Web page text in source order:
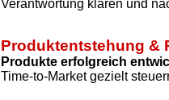
Verantwortung klären und
Produktentstehung &
Produkte erfolgreich
Time-to-Market gezielt